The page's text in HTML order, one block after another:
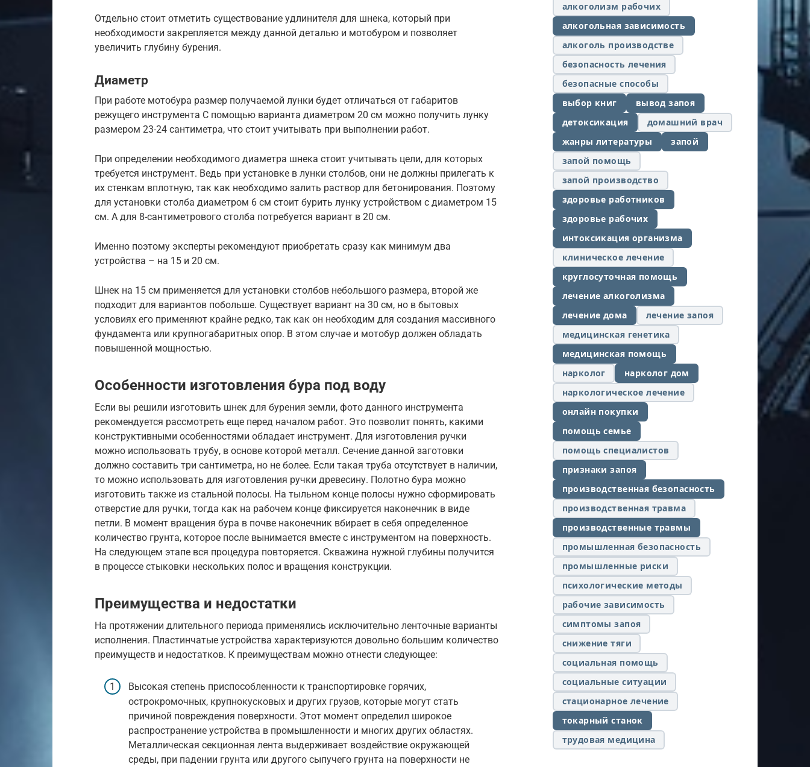
Отдельно стоит отметить существование удлинителя для шнека, который при
необходимости закрепляется между данной деталью и мотобуром и позволяет
увеличить глубину бурения.
Диаметр
При работе мотобура размер получаемой лунки будет отличаться от габаритов
режущего инструмента С помощью варианта диаметром 20 см можно получить лунку
размером 23-24 сантиметра, что стоит учитывать при выполнении работ.
При определении необходимого диаметра шнека стоит учитывать цели, для которых
требуется инструмент. Ведь при установке в лунки столбов, они не должны прилегать к
их стенкам вплотную, так как необходимо залить раствор для бетонирования. Поэтому
для установки столба диаметром 6 см стоит бурить лунку устройством с диаметром 15
см. А для 8-сантиметрового столба потребуется вариант в 20 см.
Именно поэтому эксперты рекомендуют приобретать сразу как минимум два
устройства – на 15 и 20 см.
Шнек на 15 см применяется для установки столбов небольшого размера, второй же
подходит для вариантов побольше. Существует вариант на 30 см, но в бытовых
условиях его применяют крайне редко, так как он необходим для создания массивного
фундамента или крупногабаритных опор. В этом случае и мотобур должен обладать
повышенной мощностью.
Особенности изготовления бура под воду
Если вы решили изготовить шнек для бурения земли, фото данного инструмента
рекомендуется рассмотреть еще перед началом работ. Это позволит понять, какими
конструктивными особенностями обладает инструмент. Для изготовления ручки
можно использовать трубу, в основе которой металл. Сечение данной заготовки
должно составить три сантиметра, но не более. Если такая труба отсутствует в наличии,
то можно использовать для изготовления ручки древесину. Полотно бура можно
изготовить также из стальной полосы. На тыльном конце полосы нужно сформировать
отверстие для ручки, тогда как на рабочем конце фиксируется наконечник в виде
петли. В момент вращения бура в почве наконечник вбирает в себя определенное
количество грунта, которое после вынимается вместе с инструментом на поверхность.
На следующем этапе вся процедура повторяется. Скважина нужной глубины получится
в процессе стыковки нескольких полос и вращения конструкции.
Преимущества и недостатки
На протяжении длительного периода применялись исключительно ленточные варианты
исполнения. Пластинчатые устройства характеризуются довольно большим количество
преимуществ и недостатков. К преимуществам можно отнести следующее:
Высокая степень приспособленности к транспортировке горячих,
острокромочных, крупнокусковых и других грузов, которые могут стать
причиной повреждения поверхности. Этот момент определил широкое
распространение устройства в промышленности и многих других областях.
Металлическая секционная лента выдерживает воздействие окружающей
среды, при падении грунта или другого сыпучего грунта на поверхности не
алкоголизм рабочих
алкогольная зависимость
алкоголь производстве
безопасность лечения
безопасные способы
выбор книг
вывод запоя
детоксикация
домашний врач
жанры литературы
запой
запой помощь
запой производство
здоровье работников
здоровье рабочих
интоксикация организма
клиническое лечение
круглосуточная помощь
лечение алкоголизма
лечение дома
лечение запоя
медицинская генетика
медицинская помощь
нарколог
нарколог дом
наркологическое лечение
онлайн покупки
помощь семье
помощь специалистов
признаки запоя
производственная безопасность
производственная травма
производственные травмы
промышленная безопасность
промышленные риски
психологические методы
рабочие зависимость
симптомы запоя
снижение тяги
социальная помощь
социальные ситуации
стационарное лечение
токарный станок
трудовая медицина